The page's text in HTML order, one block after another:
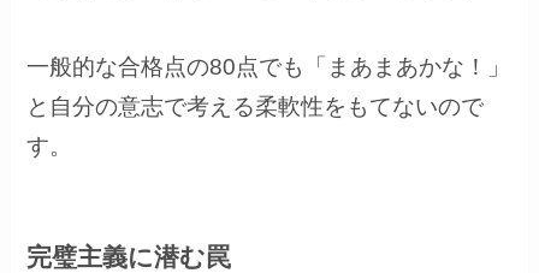
一般的な合格点の80点でも「まあまあかな！」
と自分の意志で考える柔軟性をもてないので
す。
完璧主義に潜む罠